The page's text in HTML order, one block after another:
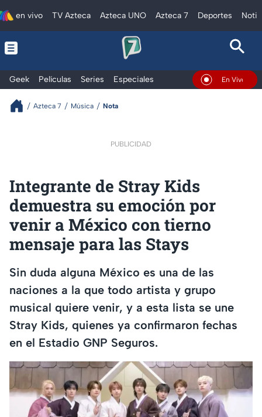
en vivo TV Azteca Azteca UNO Azteca 7 Deportes
Geek Películas Series Especiales En Vivo
Azteca 7 Música Nota
PUBLICIDAD
Integrante de Stray Kids
demuestra su emoción por
venir a México con tierno
mensaje para las Stays
Sin duda alguna México es una de las
naciones a la que todo artista y grupo
musical quiere venir, y a esta lista se une
Stray Kids, quienes ya confirmaron fechas
en el Estadio GNP Seguros.